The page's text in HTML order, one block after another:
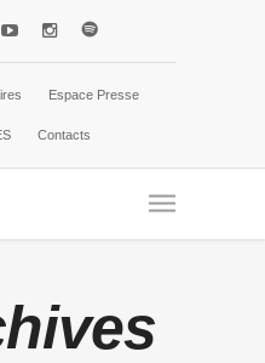
Espace Presse
Contacts